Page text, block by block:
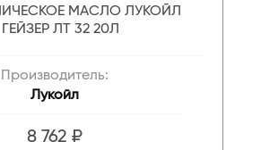
МАСЛО ЛУКОЙЛ
ГЕЙЗЕР ЛТ 32 20Л
Производитель:
Лукойл
8 762 ₽